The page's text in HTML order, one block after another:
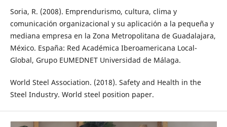
Soria, R. (2008). Emprendurismo, cultura, clima y
comunicación organizacional y su aplicación a la pequeña y
mediana empresa en la Zona Metropolitana de Guadalajara,
México. España: Red Académica Iberoamericana Local-
Global, Grupo EUMEDNET Universidad de Málaga.
World Steel Association. (2018). Safety and Health in the
Steel Industry. World steel position paper.